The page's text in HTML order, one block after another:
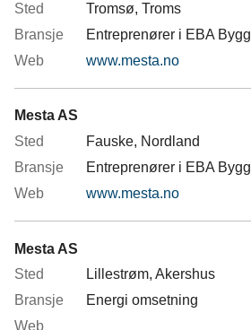
Tromsø, Troms
Entreprenører i EBA Bygg
www.mesta.no
Mesta AS
Fauske, Nordland
Entreprenører i EBA Bygg
www.mesta.no
Mesta AS
Lillestrøm, Akershus
Energi omsetning